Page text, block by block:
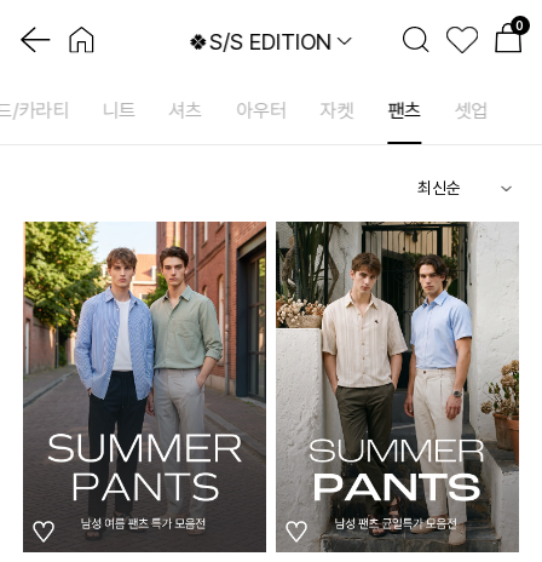
0
🍀S/S EDITION
/카라티 니트 셔츠 아우터 자켓 팬츠 셋업